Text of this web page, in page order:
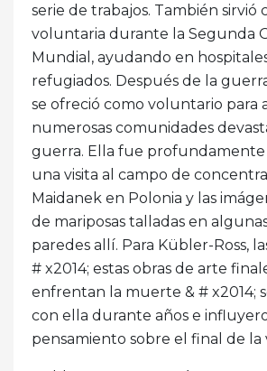
serie de trabajos. También sirvió
voluntaria durante la Segunda
Mundial, ayudando en
refugiados. Después de la
se ofreció como voluntario para
numerosas comunidades
guerra. Ella fue
una visita al campo de
Maidanek en Polonia y las
de mariposas talladas en
paredes allí. Para Kübler-Ross,
# x2014; estas obras de arte
enfrentan la muerte & # x2014;
con ella durante años e
pensamiento sobre el final de la